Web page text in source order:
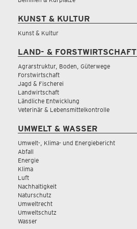
KUNST & KULTUR
Kunst & Kultur
LAND- & FORSTWIRTSCHAFT
Agrarstruktur, Boden, Güterwege
Forstwirtschaft
Jagd & Fischerei
Landwirtschaft
Ländliche Entwicklung
Veterinär & Lebensmittelkontrolle
UMWELT & WASSER
Umwelt-, Klima- und Energiebericht
Abfall
Energie
Klima
Luft
Nachhaltigkeit
Naturschutz
Umweltrecht
Umweltschutz
Wasser